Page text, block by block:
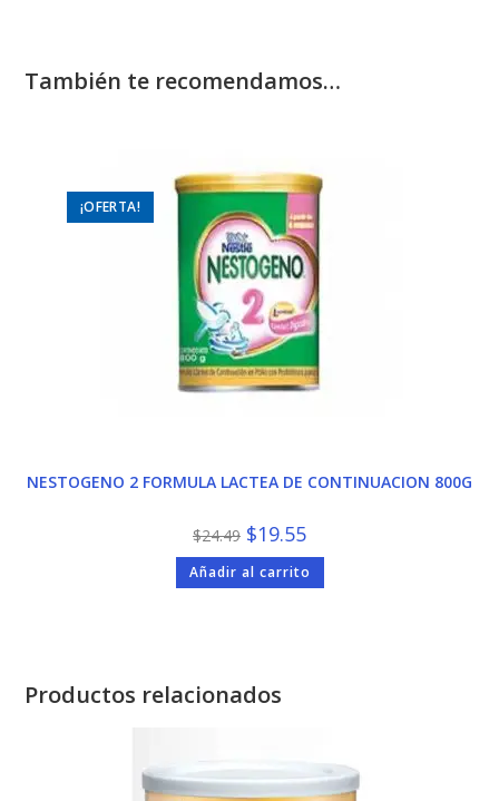
También te recomendamos…
¡OFERTA!
NESTOGENO 2 FORMULA LACTEA DE CONTINUACION 800G
$24.49 El
precio
original
era:
$24.49.
$19.55precio
actual
es:
$19.55.
Añadir al carrito
Productos relacionados